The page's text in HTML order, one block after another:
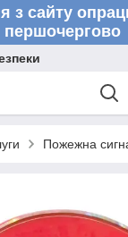
з сайту
першочергово
Пожежна